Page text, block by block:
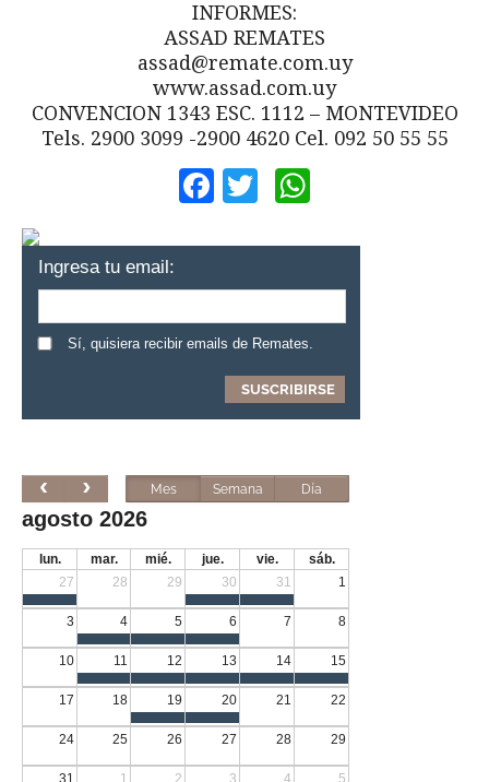
INFORMES:
ASSAD REMATES
assad@remate.com.uy
www.assad.com.uy
CONVENCION 1343 ESC. 1112 – MONTEVIDEO
Tels. 2900 3099 -2900 4620 Cel. 092 50 55 55
Facebook
Twitter
Ingresa tu email:
Sí, quisiera recibir emails de Remates.
Mes Semana Día
agosto 2026
lun. mar. mié. jue. vie.
sáb.
27
28 29 30 31 1
3 4 5 6 7 8
10 11 12 13 14 15
17 18 19 20 21 22
24 25 26 27 28 29